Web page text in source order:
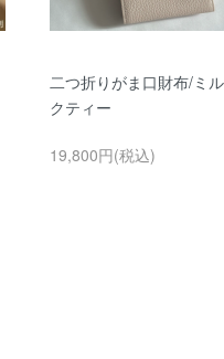
二つ折りがま口財布/ミル
クティー
19,800円(税込)